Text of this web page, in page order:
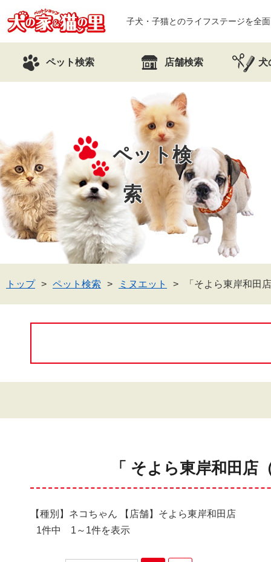
子犬・子猫とのライフステージを全
ペット検索 店舗検索 犬
ペット検
索
トップ ペット検索 ミヌエット 「そよら東岸和田
「 そよら東岸和田
【種別】ネコちゃん 【店舗】そよら東岸和田店
1件中 1～1件を表示